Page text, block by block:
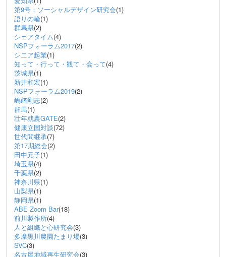
第9号：ソーシャルデザイン研究会(1)
語りの輪(1)
群馬県(2)
シェアタイム(4)
NSPフォーラム2017(2)
シニア起業(1)
知って・行って・観て・会って(4)
茨城県(1)
新井和宏(1)
NSPフォーラム2019(2)
嶋﨑剛志(2)
群馬(1)
壮年就農GATE(2)
健康立国対談(72)
世代間継承(7)
第17期総会(2)
田中元子(1)
埼玉県(4)
千葉県(2)
神奈川県(1)
山梨県(1)
静岡県(1)
ABE Zoom Bar(18)
前川製作所(4)
人と組織と心研究会(3)
多摩黒川農園たまり場(3)
SVC(3)
名古屋地域再生研究会(3)